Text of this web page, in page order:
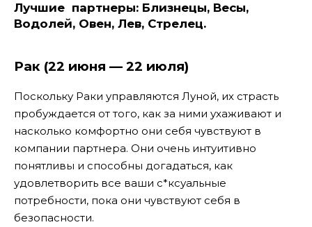
Лучшие партнеры: Близнецы, Весы,
Водолей, Овен, Лев, Стрелец.
Рак (22 июня — 22 июля)
Поскольку Раки управляются Луной, их страсть
пробуждается от того, как за ними ухаживают и
насколько комфортно они себя чувствуют в
компании партнера. Они очень интуитивно
понятливы и способны догадаться, как
удовлетворить все ваши с*ксуальные
потребности, пока они чувствуют себя в
безопасности.